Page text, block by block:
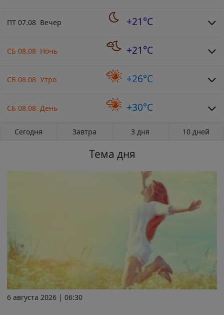
ПТ 07.08 Вечер +21°C
СБ 08.08 Ночь +21°C
СБ 08.08 Утро +26°C
СБ 08.08 День +30°C
Сегодня Завтра 3 дня 10 дней
Тема дня
6 августа 2026 | 06:30